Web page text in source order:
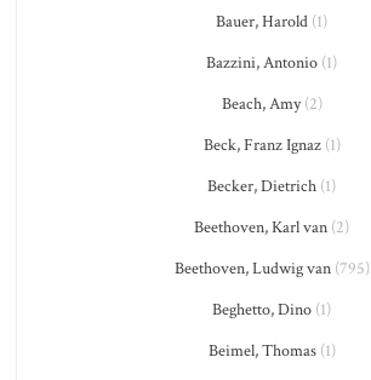
Bauer, Harold (1)
Bazzini, Antonio (1)
Beach, Amy(2)
Beck, Franz Ignaz(1)
Becker, Dietrich (1)
Beethoven, Karl van (2)
Beethoven, Ludwig van(795)
Beghetto, Dino (1)
Beimel, Thomas(1)